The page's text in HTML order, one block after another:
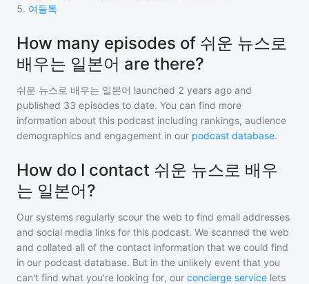
5. 여둘톡
How many episodes of 쉬운 뉴스로
배우는 일본어 are there?
쉬운 뉴스로 배우는 일본어 launched 2 years ago and
published 33 episodes to date. You can find more
information about this podcast including rankings, audience
demographics and engagement in our podcast database.
How do I contact 쉬운 뉴스로 배우
는 일본어?
Our systems regularly scour the web to find email addresses
and social media links for this podcast. We scanned the web
and collated all of the contact information that we could find
in our podcast database. But in the unlikely event that you
can't find what you're looking for, our concierge service lets